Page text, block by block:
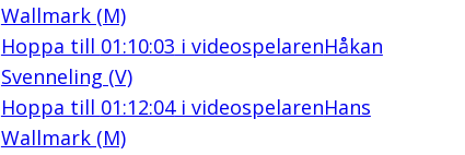
Wallmark (M)
Hoppa till 01:10:03 i videospelarenHåkan
Svenneling (V)
Hoppa till 01:12:04i videospelarenHans
Wallmark (M)